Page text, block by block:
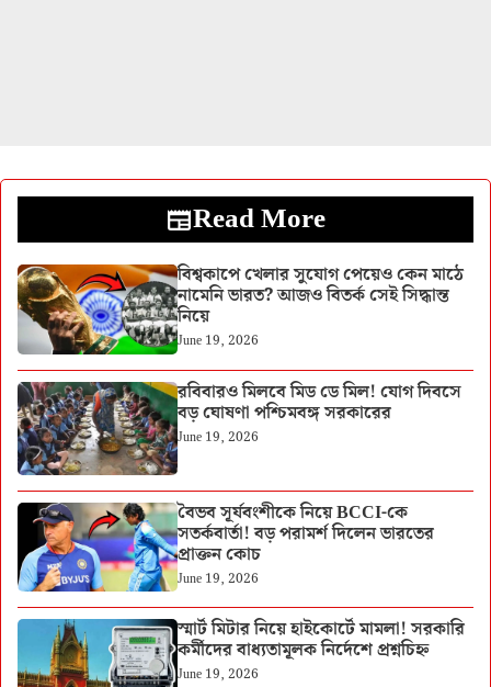
Read More
বিশ্বকাপে খেলার সুযোগ পেয়েও কেন মাঠে
নামেনি ভারত? আজও বিতর্ক সেই সিদ্ধান্ত
নিয়ে
June 19, 2026
রবিবারও মিলবে মিড ডে মিল! যোগ দিবসে
বড় ঘোষণা পশ্চিমবঙ্গ সরকারের
June 19, 2026
বৈভব সূর্যবংশীকে নিয়ে BCCI-কে
সতর্কবার্তা! বড় পরামর্শ দিলেন ভারতের
প্রাক্তন কোচ
June 19, 2026
স্মার্ট মিটার নিয়ে হাইকোর্টে মামলা! সরকারি
কর্মীদের বাধ্যতামূলক নির্দেশে প্রশ্নচিহ্ন
June 19, 2026